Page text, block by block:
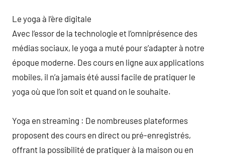
Le yoga à l’ère digitale
Avec l’essor de la technologie et l’omniprésence des
médias sociaux, le yoga a muté pour s’adapter à notre
époque moderne. Des cours en ligne aux applications
mobiles, il n’a jamais été aussi facile de pratiquer le
yoga où que l’on soit et quand on le souhaite.
Yoga en streaming : De nombreuses plateformes
proposent des cours en direct ou pré-enregistrés,
offrant la possibilité de pratiquer à la maison ou en